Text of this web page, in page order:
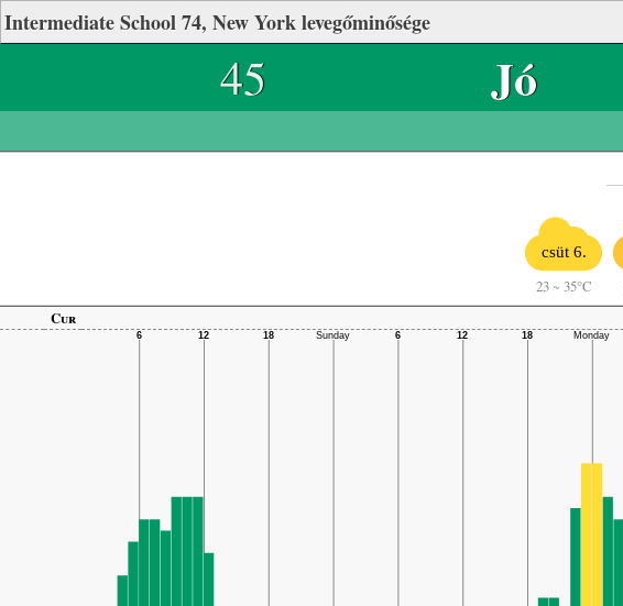
Intermediate School 74, New York levegőminősége
45 Jó
csüt 6.
23 ~ 35°C
Cur